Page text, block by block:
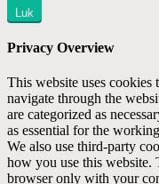
Luk
Privacy Overview
This website uses
navigate through the
are categorized as
as essential for the
We also use third-party
how you use this website.
browser only with your